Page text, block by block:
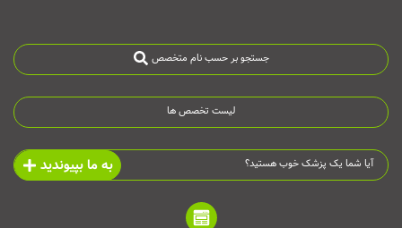
جستجو بر حسب نام متخصص
لیست تخصص ها
آیا شما یک پزشک خوب هستید؟ به ما بپیوندید